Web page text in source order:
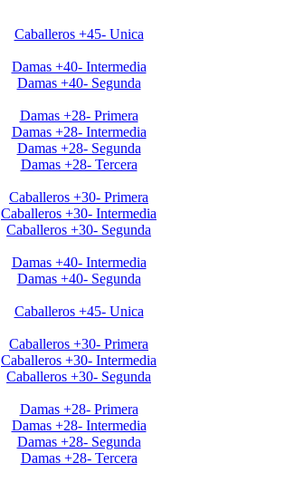
Caballeros +45- Unica
Damas +40- Intermedia
Damas +40- Segunda
Damas +28- Primera
Damas +28- Intermedia
Damas +28- Segunda
Damas +28- Tercera
Caballeros +30- Primera
Caballeros +30- Intermedia
Caballeros +30- Segunda
Damas +40- Intermedia
Damas +40- Segunda
Caballeros +45- Unica
Caballeros +30- Primera
Caballeros +30- Intermedia
Caballeros +30- Segunda
Damas +28- Primera
Damas +28- Intermedia
Damas +28- Segunda
Damas +28- Tercera